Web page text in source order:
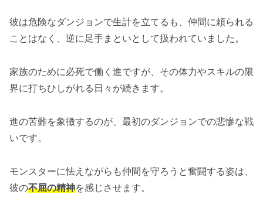
彼は危険なダンジョンで生計を立てるも、仲間に頼られる
ことはなく、逆に足手まといとして扱われていました。
家族のために必死で働く進ですが、その体力やスキルの限
界に打ちひしがれる日々が続きます。
進の苦難を象徴するのが、最初のダンジョンでの悲惨な戦
いです。
モンスターに怯えながらも仲間を守ろうと奮闘する姿は、
彼の不屈の精神を感じさせます。